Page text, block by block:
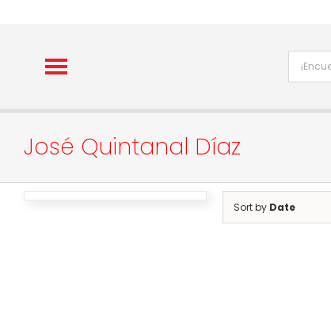
José Quintanal Díaz
Sort by Date